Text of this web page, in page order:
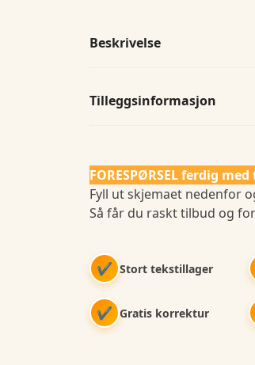
Beskrivelse
Tilleggsinformasjon
FORESPØRSEL ferdig
Fyll ut skjemaet nedenfor
Så får du raskt tilbud og
✔ Stort tekstillager
✔ Gratis korrektur